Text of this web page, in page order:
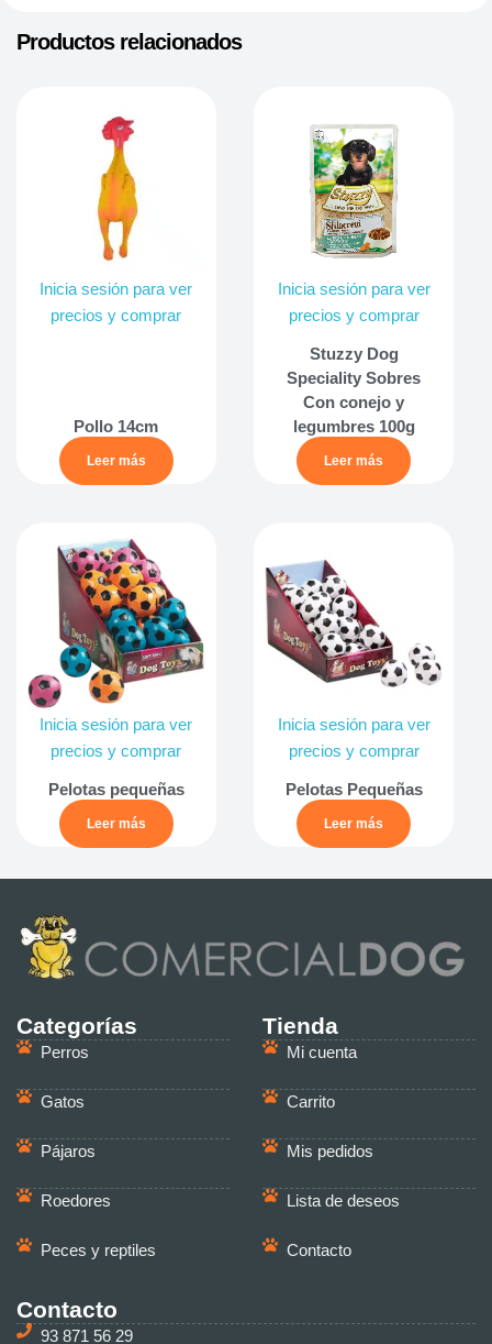
Productos relacionados
Inicia sesión para ver
precios y comprar
Pollo 14cm
Leer más
Inicia sesión para ver
precios y comprar
Stuzzy Dog
Speciality Sobres
Con conejo y
legumbres 100g
Leer más
Inicia sesión para ver
precios y comprar
Pelotas pequeñas
Leer más
Inicia sesión para ver
precios y comprar
Pelotas Pequeñas
Leer más
Categorías
Perros
Gatos
Pájaros
Roedores
Peces y reptiles
Tienda
Mi cuenta
Carrito
Mis pedidos
Lista de deseos
Contacto
Contacto
93 871 56 29